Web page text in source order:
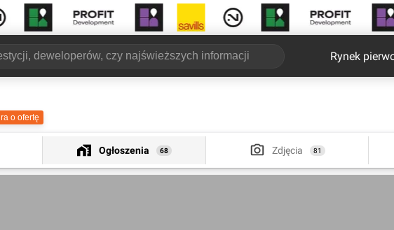
Rynek
o ofertę
Ogłoszenia 68 Zdjęcia 81